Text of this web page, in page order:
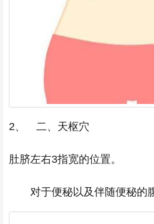
2、 二、天枢穴
肚脐左右3指宽的位置。
对于便秘以及伴随便秘的腹